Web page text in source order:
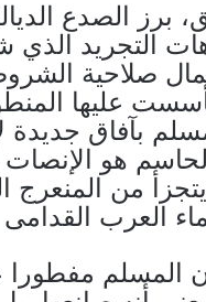
برز الصدع
التجريد الذي
صلاحية
عليها
بآفاق جديدة
هو
من
العرب
المسلم